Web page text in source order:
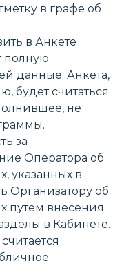
в графе об
в Анкете
полную
данные. Анкета,
считаться
не
за
Оператора об
указанных в
Организатору об
путем внесения
в Кабинете.